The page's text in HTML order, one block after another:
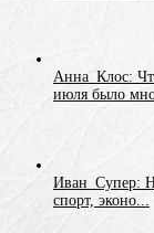
Анна_Клос:
июля было
Иван_Супер:
спорт, эконо...